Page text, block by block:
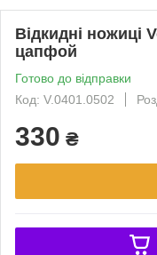
Відкидні ножиці
цапфой
Готово до відправки
Код: V.0401.0502
330 ₴